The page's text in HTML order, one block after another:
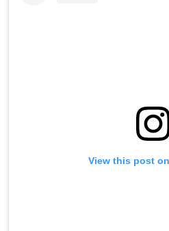
View this post